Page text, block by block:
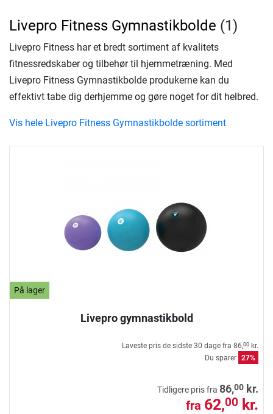
På lager
Livepro gymnastikbold
Laveste pris de sidste 30 dage fra 86,00 kr.
Du sparer 27%
Tidligere pris fra 86,00 kr.
fra 62,00 kr.
Livepro Fitness Gymnastikbolde (1)
Livepro Fitness har et bredt sortiment af kvalitets
fitnessredskaber og tilbehør til hjemmetræning. Med
Livepro Fitness Gymnastikbolde produkerne kan du
effektivt tabe dig derhjemme og gøre noget for dit helbred.
Vis hele Livepro Fitness Gymnastikbolde sortiment